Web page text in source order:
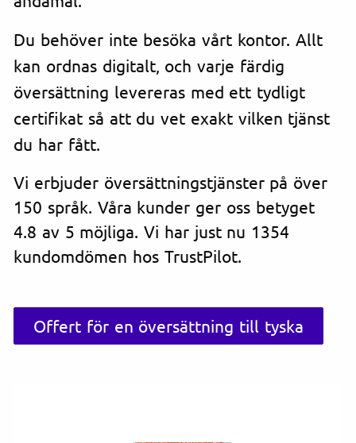
Du behöver inte besöka vårt kontor. Allt
kan ordnas digitalt, och varje färdig
översättning levereras med ett tydligt
certifikat så att du vet exakt vilken tjänst
du har fått.
Vi erbjuder översättningstjänster på över
150 språk. Våra kunder ger oss betyget
4.8 av 5 möjliga. Vi har just nu 1354
kundomdömen hos TrustPilot.
Offert för en översättning till tyska